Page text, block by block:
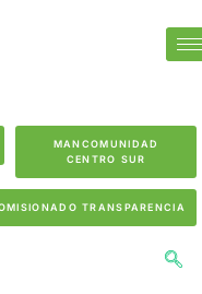
MANCOMUNIDAD
CENTRO SUR
TRANSPARENCIA